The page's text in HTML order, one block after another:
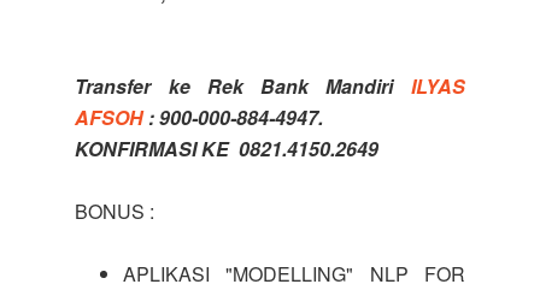
Transfer ke Rek Bank Mandiri ILYAS
AFSOH: 900-000-884-4947.
KONFIRMASI KE 0821.4150.2649
BONUS :
APLIKASI "MODELLING" NLP FOR